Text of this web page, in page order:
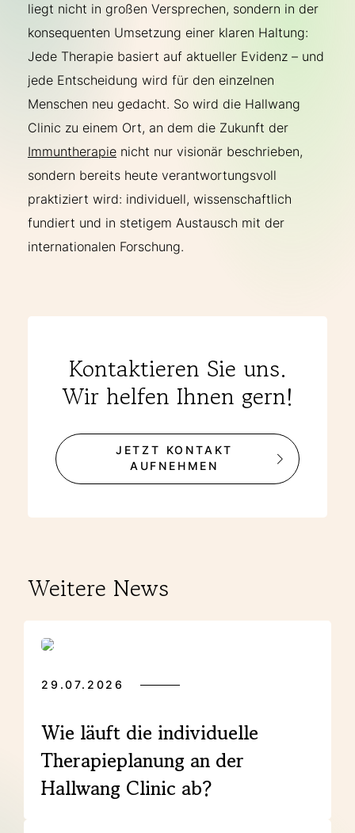
liegt nicht in großen Versprechen, sondern in der
konsequenten Umsetzung einer klaren Haltung:
Jede Therapie basiert auf aktueller Evidenz – und
jede Entscheidung wird für den einzelnen
Menschen neu gedacht. So wird die Hallwang
Clinic zu einem Ort, an dem die Zukunft der
Immuntherapie nicht nur visionär beschrieben,
sondern bereits heute verantwortungsvoll
praktiziert wird: individuell, wissenschaftlich
fundiert und in stetigem Austausch mit der
internationalen Forschung.
Kontaktieren Sie uns.
Wir helfen Ihnen gern!
JETZT KONTAKT
AUFNEHMEN
Weitere News
29.07.2026
Wie läuft die individuelle
Therapieplanung an der
Hallwang Clinic ab?